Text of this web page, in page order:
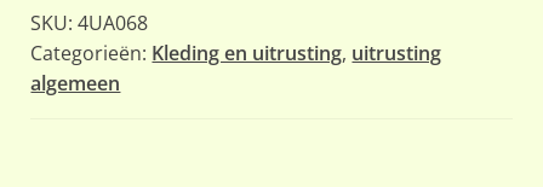
SKU:4UA068
Categorieën: Kleding en uitrusting, uitrusting
algemeen